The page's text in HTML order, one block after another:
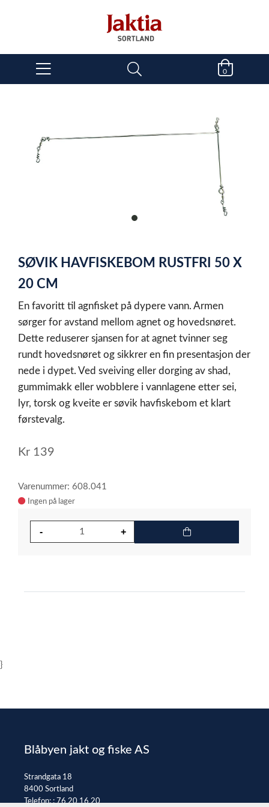
0
item
of
1
SØVIK HAVFISKEBOM RUSTFRI 50 X
20 CM
En favoritt til agnfisket på dypere vann. Armen
sørger for avstand mellom agnet og hovedsnøret.
Dette reduserer sjansen for at agnet tvinner seg
rundt hovedsnøret og sikkrer en fin presentasjon der
nede i dypet. Ved sveiving eller dorging av shad,
gummimakk eller wobblere i vannlagene etter sei,
lyr, torsk og kveite er søvik havfiskebom et klart
førstevalg.
Kr 139
Varenummer: 608.041
Ingen på lager
}
Blåbyen jakt og fiske AS
Strandgata 18
8400 Sortland
Telefon: :76 20 16 20